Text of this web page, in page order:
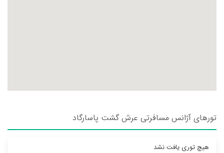
تورهای آژانس مسافرتی عرش گشت پاسارگاد
هیچ توری یافت نشد